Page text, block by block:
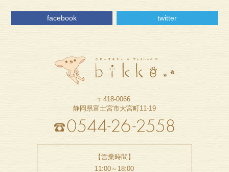
facebook twitter
〒418-0066
静岡県富士宮市大宮町11-19
【営業時間】
11:00～18:00